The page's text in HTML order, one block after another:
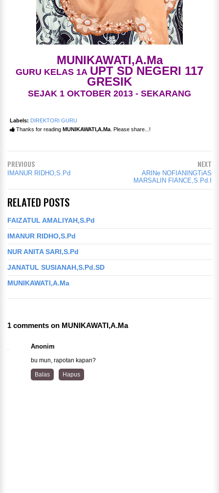
MUNIKAWATI,A.Ma
GURU KELAS 1A UPT SD NEGERI 117
GRESIK
SEJAK 1 OKTOBER 2013 - SEKARANG
Labels: DIREKTORI GURU
Thanks for reading MUNIKAWATI,A.Ma . Please share...!
PREVIOUS
IMANUR RIDHO,S.Pd
NEXT
ARINe NOFIANINGTiAS
MARSALIN FIANCE,S.Pd.I
RELATED POSTS
FAIZATUL AMALIYAH,S.Pd
IMANUR RIDHO,S.Pd
NUR ANITA SARI,S.Pd
JANATUL SUSIANAH,S.Pd.SD
MUNIKAWATI,A.Ma
1 comments on MUNIKAWATI,A.Ma
Anonim
bu mun, rapotan kapan?
Balas Hapus